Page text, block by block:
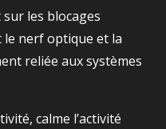
les blocages
nerf optique et la
reliée aux systèmes
calme l’activité